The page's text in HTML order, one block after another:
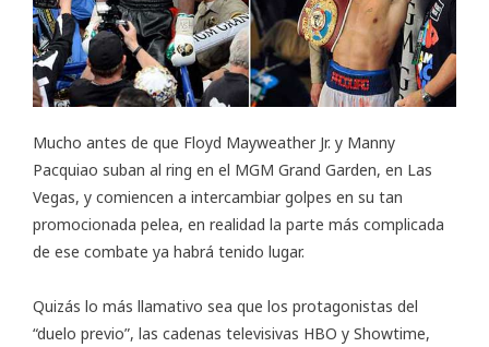
Mucho antes de que Floyd Mayweather Jr. y Manny
Pacquiao suban al ring en el MGM Grand Garden, en Las
Vegas, y comiencen a intercambiar golpes en su tan
promocionada pelea, en realidad la parte más complicada
de ese combate ya habrá tenido lugar.
Quizás lo más llamativo sea que los protagonistas del
“duelo previo”, las cadenas televisivas HBO y Showtime,